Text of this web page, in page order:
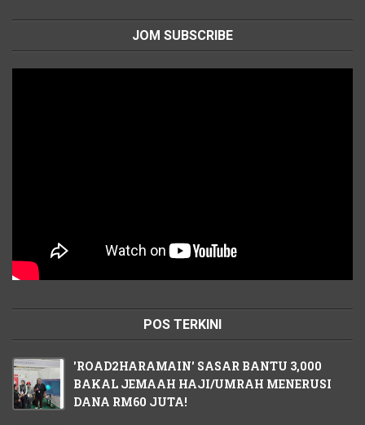
JOM SUBSCRIBE
POS TERKINI
'ROAD2HARAMAIN' SASAR BANTU 3,000
BAKAL JEMAAH HAJI/UMRAH MENERUSI
DANA RM60 JUTA!